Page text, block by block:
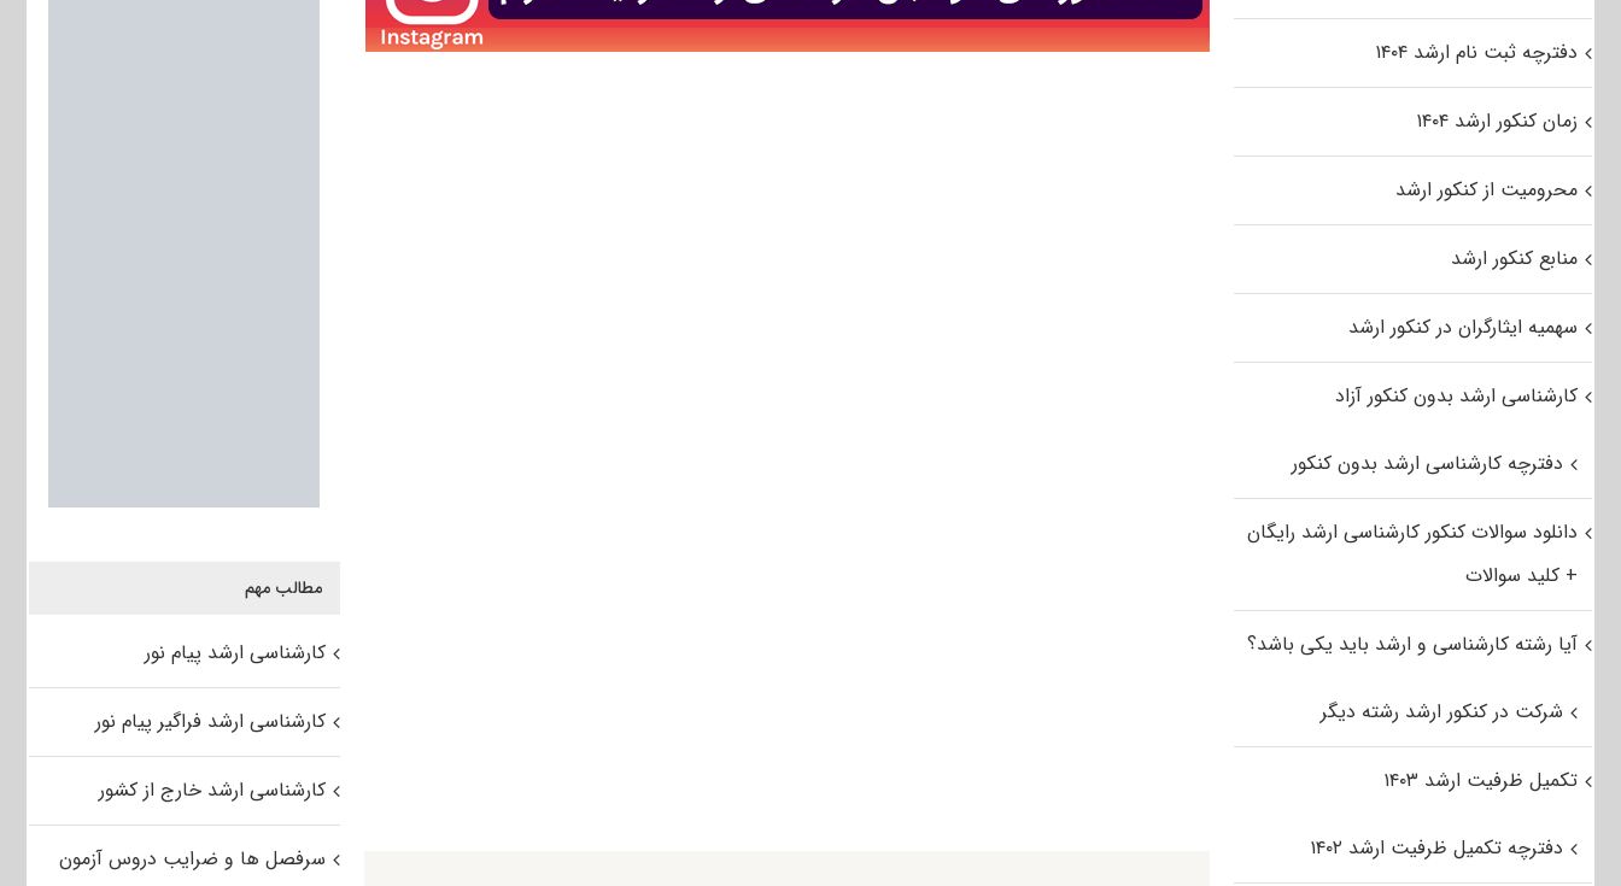
مطالب مهم
کارشناسی ارشد پیام نور
کارشناسی ارشد فراگیر پیام نور
کارشناسی ارشد خارج از کشور
سرفصل ها و ضرایب دروس آزمون
دفترچه ثبت نام ارشد ۱۴۰۴
زمان کنکور ارشد ۱۴۰۴
محرومیت از کنکور ارشد
منابع کنکور ارشد
سهمیه ایثارگران در کنکور ارشد
کارشناسی ارشد بدون کنکور آزاد
دفترچه کارشناسی ارشد بدون کنکور
دانلود سوالات کنکور کارشناسی ارشد رایگان
+ کلید سوالات
آیا رشته کارشناسی و ارشد باید یکی باشد؟
شرکت در کنکور ارشد رشته دیگر
تکمیل ظرفیت ارشد ۱۴۰۳
دفترچه تکمیل ظرفیت ارشد ۱۴۰۲